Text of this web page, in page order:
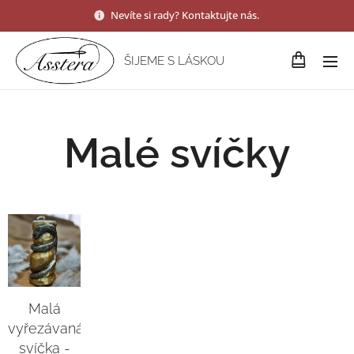
Nevíte si rady? Kontaktujte nás.
ŠIJEME S LÁSKOU
Malé svíčky
Malá
vyřezávaná
svíčka -